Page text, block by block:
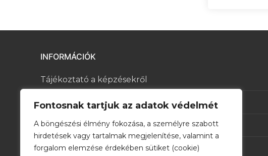
Fontosnak tartjuk az adatok védelmét
A böngészési élmény fokozása, a személyre szabott
hirdetések vagy tartalmak megjelenítése, valamint a
forgalom elemzése érdekében sütiket (cookie)
INFORMÁCIÓK
Tájékoztató a képzésekről
Kapcsolat
Általános Szerződési Feltételek
Adatkezelési tájékoztató